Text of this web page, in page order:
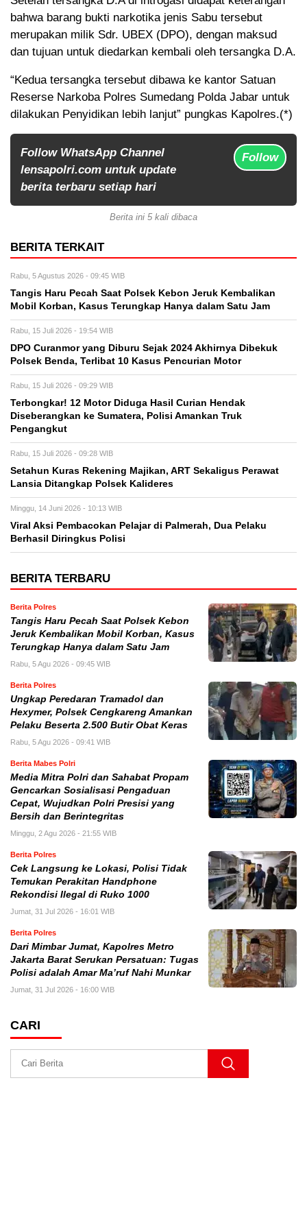
bahwa barang bukti narkotika jenis Sabu tersebut
merupakan milik Sdr. UBEX (DPO), dengan maksud
dan tujuan untuk diedarkan kembali oleh tersangka D.A.
“Kedua tersangka tersebut dibawa ke kantor Satuan
Reserse Narkoba Polres Sumedang Polda Jabar untuk
dilakukan Penyidikan lebih lanjut” pungkas Kapolres.(*)
Follow WhatsApp Channel
lensapolri.com untuk update
berita terbaru setiap hari
Follow
Berita ini 5 kali dibaca
BERITA TERKAIT
Rabu, 5 Agustus 2026 - 09:45 WIB
Tangis Haru Pecah Saat Polsek Kebon Jeruk Kembalikan
Mobil Korban, Kasus Terungkap Hanya dalam Satu Jam
Rabu, 15 Juli 2026 - 19:54 WIB
DPO Curanmor yang Diburu Sejak 2024 Akhirnya Dibekuk
Polsek Benda, Terlibat 10 Kasus Pencurian Motor
Rabu, 15 Juli 2026 - 09:29 WIB
Terbongkar! 12 Motor Diduga Hasil Curian Hendak
Diseberangkan ke Sumatera, Polisi Amankan Truk
Pengangkut
Rabu, 15 Juli 2026 - 09:28 WIB
Setahun Kuras Rekening Majikan, ART Sekaligus Perawat
Lansia Ditangkap Polsek Kalideres
Minggu, 14 Juni 2026 - 10:13 WIB
Viral Aksi Pembacokan Pelajar di Palmerah, Dua Pelaku
Berhasil Diringkus Polisi
BERITA TERBARU
Berita Polres
Tangis Haru Pecah Saat Polsek Kebon
Jeruk Kembalikan Mobil Korban, Kasus
Terungkap Hanya dalam Satu Jam
Rabu, 5 Agu 2026 - 09:45 WIB
Berita Polres
Ungkap Peredaran Tramadol dan
Hexymer, Polsek Cengkareng Amankan
Pelaku Beserta 2.500 Butir Obat Keras
Rabu, 5 Agu 2026 - 09:41 WIB
Berita Mabes Polri
Media Mitra Polri dan Sahabat Propam
Gencarkan Sosialisasi Pengaduan
Cepat, Wujudkan Polri Presisi yang
Bersih dan Berintegritas
Minggu, 2 Agu 2026 - 21:55 WIB
Berita Polres
Cek Langsung ke Lokasi, Polisi Tidak
Temukan Perakitan Handphone
Rekondisi Ilegal di Ruko 1000
Jumat, 31 Jul 2026 - 16:01 WIB
Berita Polres
Dari Mimbar Jumat, Kapolres Metro
Jakarta Barat Serukan Persatuan: Tugas
Polisi adalah Amar Ma’ruf Nahi Munkar
Jumat, 31 Jul 2026 - 16:00 WIB
CARI